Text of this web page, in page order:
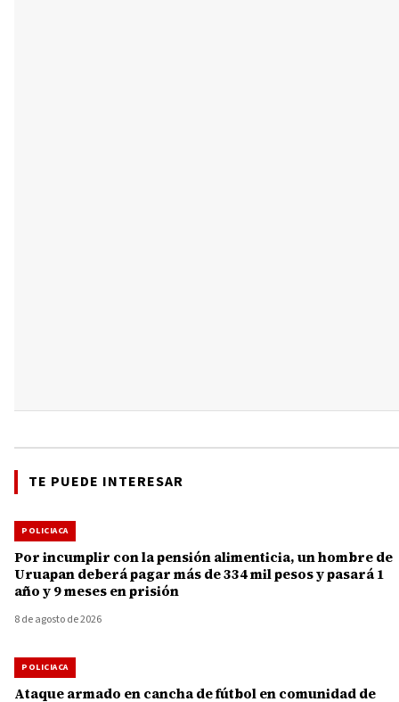
TE PUEDE INTERESAR
POLICIACA
Por incumplir con la pensión alimenticia, un hombre de
Uruapan deberá pagar más de 334 mil pesos y pasará 1
año y 9 meses en prisión
8 de agosto de 2026
POLICIACA
Ataque armado en cancha de fútbol en comunidad de